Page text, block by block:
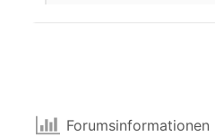
Forumsinformationen